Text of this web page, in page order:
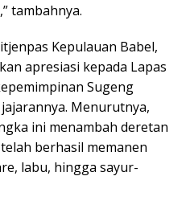
tambahnya.
Kepulauan Babel,
apresiasi kepada Lapas
Sugeng
Menurutnya,
ini menambah deretan
berhasil memanen
labu, hingga sayur-